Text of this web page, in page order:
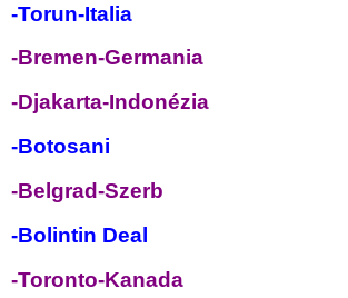
-Torun-Italia
-Bremen-Germania
-Djakarta-Indonézia
-Botosani
-Belgrad-Szerb
-Bolintin Deal
-Toronto-Kanada